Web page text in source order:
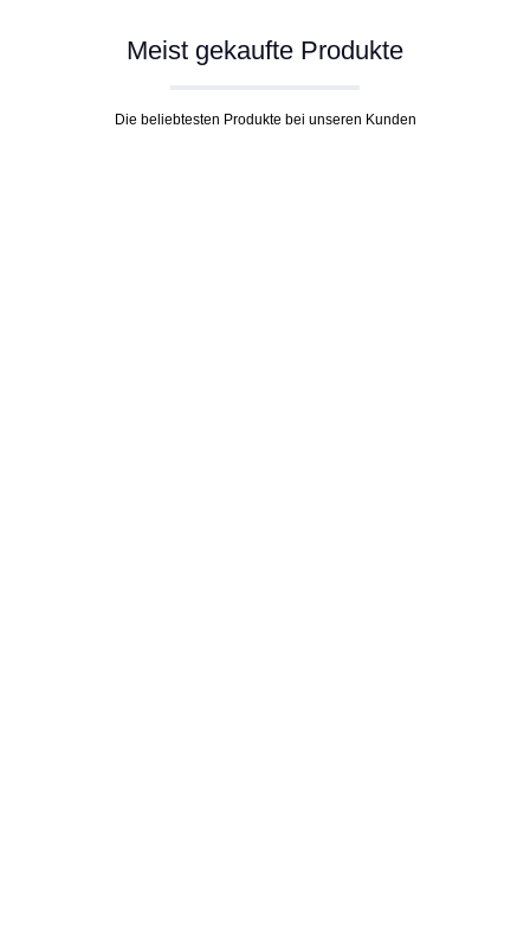
Meist gekaufte Produkte
Die beliebtesten Produkte bei unseren Kunden